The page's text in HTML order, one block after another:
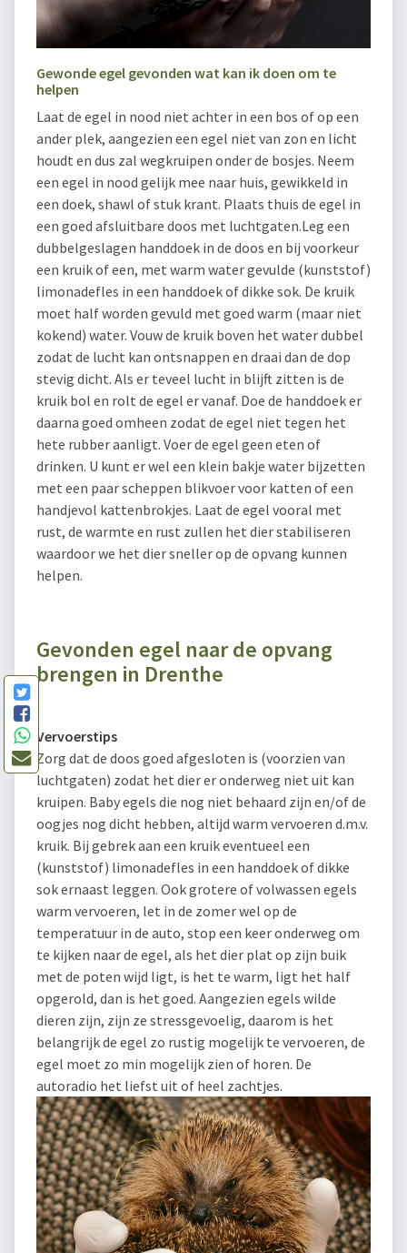
Gewonde egel gevonden wat kan ik doen om te
helpen
Laat de egel in nood niet achter in een bos of op een
ander plek, aangezien een egel niet van zon en licht
houdt en dus zal wegkruipen onder de bosjes. Neem
een egel in nood gelijk mee naar huis, gewikkeld in
een doek, shawl of stuk krant. Plaats thuis de egel in
een goed afsluitbare doos met luchtgaten.Leg een
dubbelgeslagen handdoek in de doos en bij voorkeur
een kruik of een, met warm water gevulde (kunststof)
limonadefles in een handdoek of dikke sok. De kruik
moet half worden gevuld met goed warm (maar niet
kokend) water. Vouw de kruik boven het water dubbel
zodat de lucht kan ontsnappen en draai dan de dop
stevig dicht. Als er teveel lucht in blijft zitten is de
kruik bol en rolt de egel er vanaf. Doe de handdoek er
daarna goed omheen zodat de egel niet tegen het
hete rubber aanligt. Voer de egel geen eten of
drinken. U kunt er wel een klein bakje water bijzetten
met een paar scheppen blikvoer voor katten of een
handjevol kattenbrokjes. Laat de egel vooral met
rust, de warmte en rust zullen het dier stabiliseren
waardoor we het dier sneller op de opvang kunnen
helpen.
Gevonden egel naar de opvang
brengen in Drenthe
Vervoerstips
Zorg dat de doos goed afgesloten is (voorzien van
luchtgaten) zodat het dier er onderweg niet uit kan
kruipen. Baby egels die nog niet behaard zijn en/of de
oogjes nog dicht hebben, altijd warm vervoeren d.m.v.
kruik. Bij gebrek aan een kruik eventueel een
(kunststof) limonadefles in een handdoek of dikke
sok ernaast leggen. Ook grotere of volwassen egels
warm vervoeren, let in de zomer wel op de
temperatuur in de auto, stop een keer onderweg om
te kijken naar de egel, als het dier plat op zijn buik
met de poten wijd ligt, is het te warm, ligt het half
opgerold, dan is het goed. Aangezien egels wilde
dieren zijn, zijn ze stressgevoelig, daarom is het
belangrijk de egel zo rustig mogelijk te vervoeren, de
egel moet zo min mogelijk zien of horen. De
autoradio het liefst uit of heel zachtjes.